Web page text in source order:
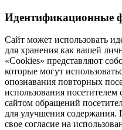
Идентификационные
Сайт может использовать
для хранения как вашей
«Cookies» представляют
которые могут
опознавания повторных
использования посетителем
сайтом обращений
для улучшения содержания.
свое согласие на